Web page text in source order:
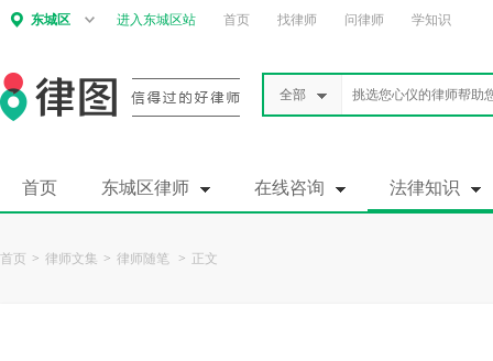
东城区 进入东城区站 首页 找律师 问律师 学知识
全部
首页 东城区律师 在线咨询 法律知识
首页 > 律师文集 > 律师随笔 > 正文